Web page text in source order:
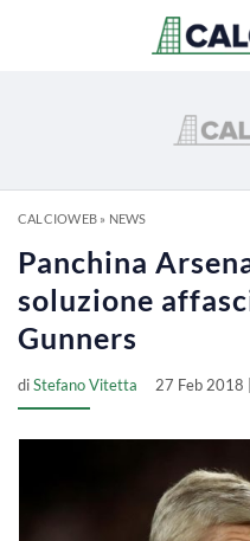
CALCIOWEB» NEWS
Panchina
soluzione
Gunners
diStefano Vitetta 27 Feb 2018